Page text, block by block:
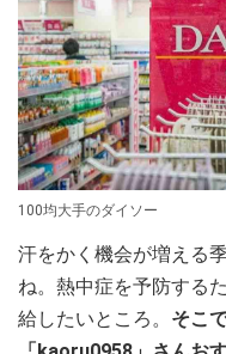
100均大手のダイソー
汗をかく機会が増える
ね。熱中症を予防する
給したいところ。 そこ